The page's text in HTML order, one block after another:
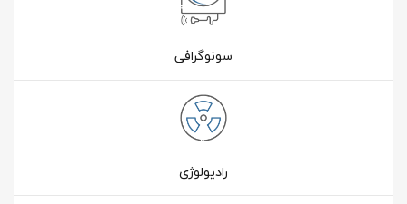
سونوگرافی
رادیولوژی